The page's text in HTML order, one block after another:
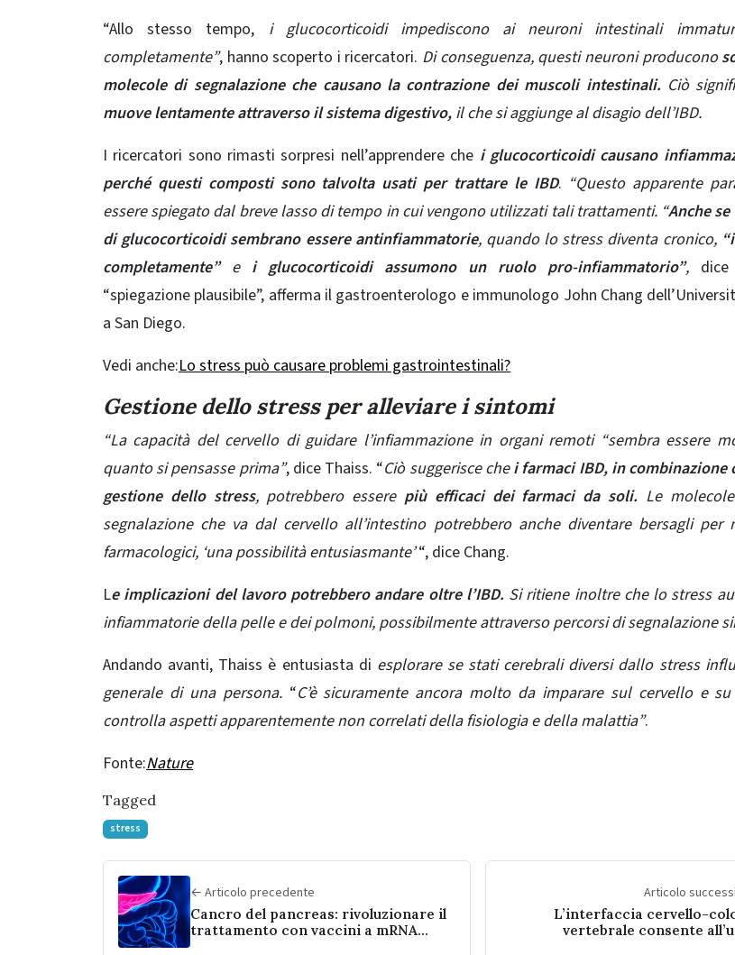
“Allo stesso tempo, i glucocorticoidi impediscono ai neuroni intestinali
completamente”, hanno scoperto i ricercatori. Di conseguenza, questi neuroni producono
molecole di segnalazione che causano la contrazione dei muscoli intestinali.Ciò
muove lentamente attraverso il sistema digestivo, il che si aggiunge al disagio dell’IBD.
I ricercatori sono rimasti sorpresi nell’apprendere che i glucocorticoidi causano
perché questi composti sono talvolta usati per trattare le IBD. “Questo apparente
essere spiegato dal breve lasso di tempo in cui vengono utilizzati tali trattamenti. “Anche
di glucocorticoidi sembrano essere antinfiammatorie, quando lo stress diventa cronico,
completamente”e i glucocorticoidi assumono un ruolo pro-infiammatorio”,
“spiegazione plausibile”, afferma il gastroenterologo e immunologo John Chang
a San Diego.
Vedi anche:Lo stress può causare problemi gastrointestinali?
Gestione dello stress per alleviare i sintomi
“La capacità del cervello di guidare l’infiammazione in organi remoti “sembra essere
quanto si pensasse prima”, dice Thaiss. “Ciò suggerisce chei farmaci IBD, in combinazione
gestione dello stress, potrebbero esserepiù efficaci dei farmaci da soli. Le
segnalazione che va dal cervello all’intestino potrebbero anche diventare bersagli per
farmacologici, ‘una possibilità entusiasmante’“, dice Chang.
Le implicazioni del lavoro potrebbero andare oltre l’IBD. Si ritiene inoltre che lo stress
infiammatorie della pelle e dei polmoni, possibilmente attraverso percorsi di segnalazione
Andando avanti, Thaiss è entusiasta di esplorare se stati cerebrali diversi dallo stress
generale di una persona. “C’è sicuramente ancora molto da imparare sul cervello e
controlla aspetti apparentemente non correlati della fisiologia e della malattia”.
Fonte:Nature
Tagged
stress
← Articolo precedente
Cancro del pancreas: rivoluzionare il
trattamento con vaccini a mRNA
Articolo
L’interfaccia cervello-
vertebrale consente